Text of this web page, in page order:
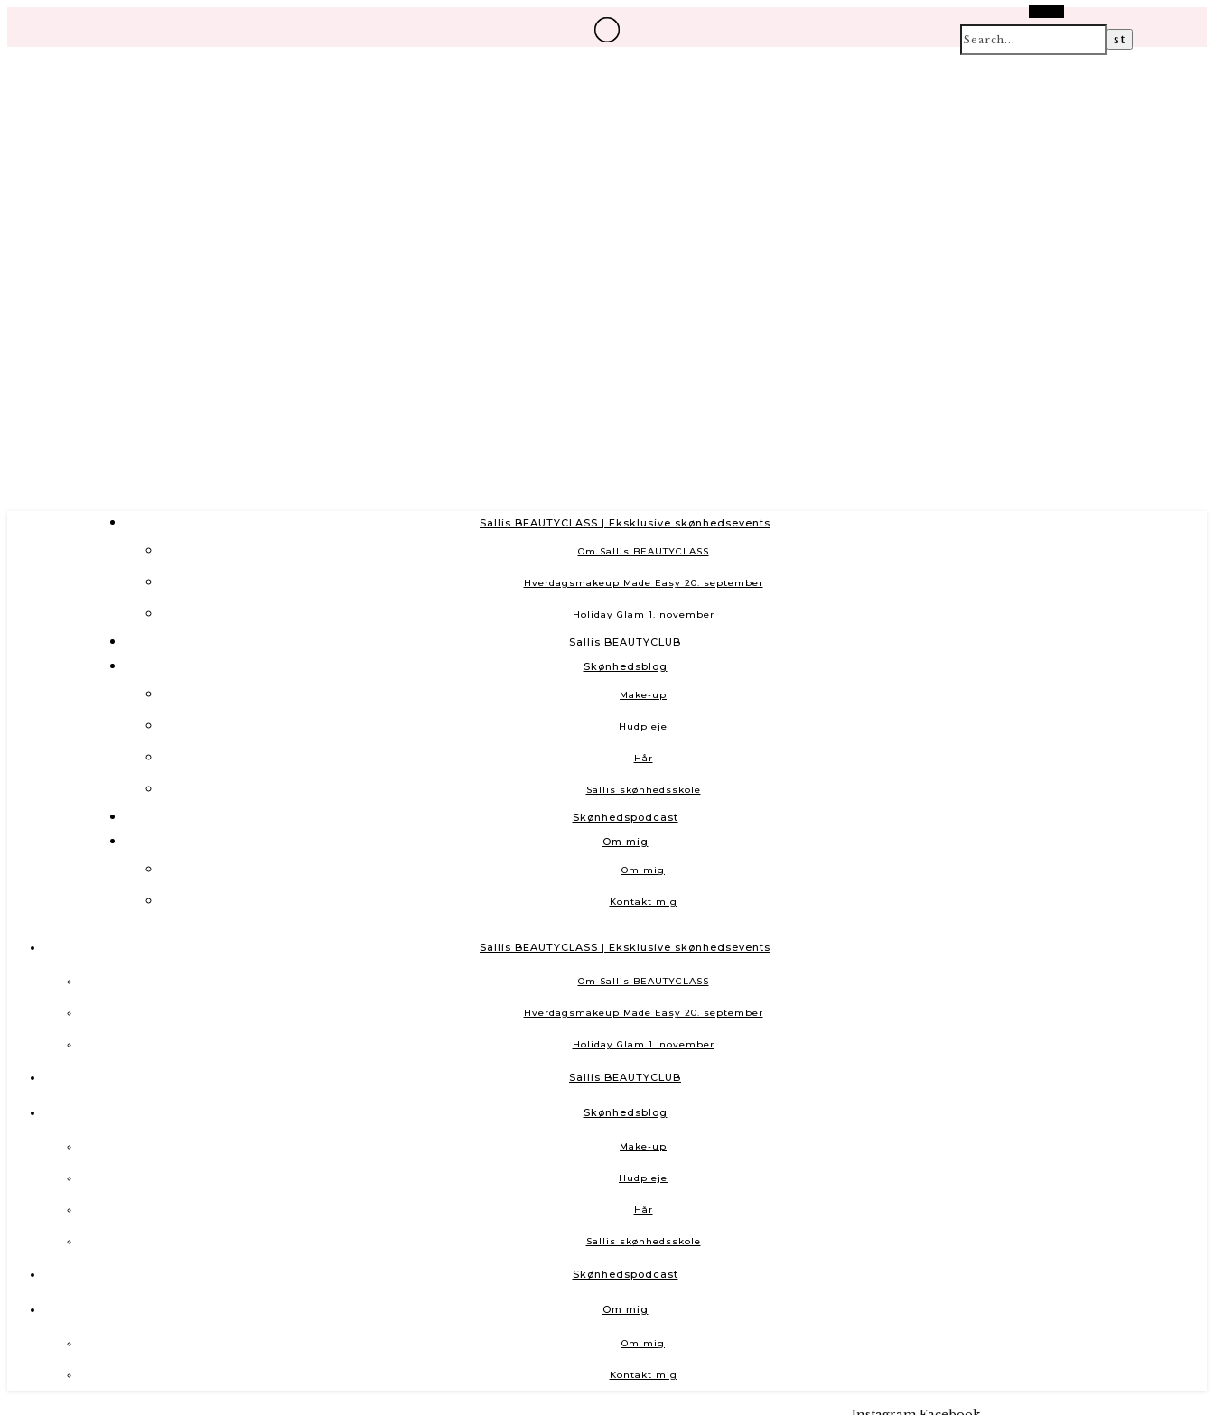
Sallis BEAUTYCLASS | Eksklusive skønhedsevents
Om Sallis BEAUTYCLASS
Hverdagsmakeup Made Easy 20. september
Holiday Glam 1. november
Sallis BEAUTYCLUB
Skønhedsblog
Make-up
Hudpleje
Hår
Sallis skønhedsskole
Skønhedspodcast
Om mig
Om mig
Kontakt mig
Sallis BEAUTYCLASS | Eksklusive skønhedsevents
Om Sallis BEAUTYCLASS
Hverdagsmakeup Made Easy 20. september
Holiday Glam 1. november
Sallis BEAUTYCLUB
Skønhedsblog
Make-up
Hudpleje
Hår
Sallis skønhedsskole
Skønhedspodcast
Om mig
Om mig
Kontakt mig